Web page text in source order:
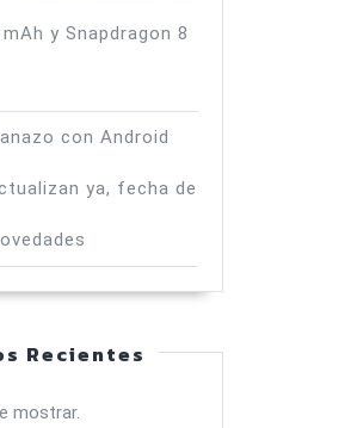
y Snapdragon 8
con Android
ya, fecha de
Recientes
mostrar.